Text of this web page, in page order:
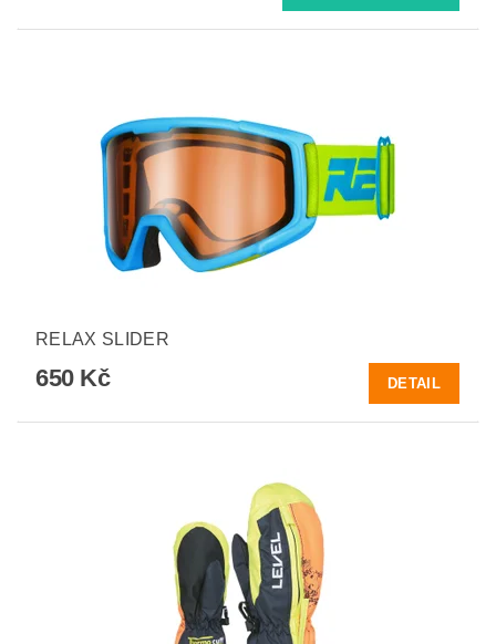
RELAX SLIDER
650 Kč DETAIL